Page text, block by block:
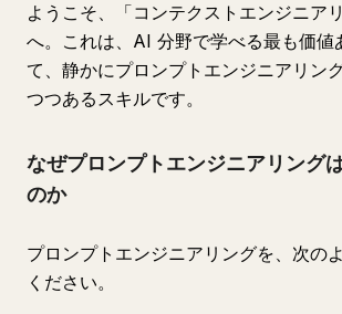
ようこそ、「コンテクストエンジニア
へ。これは、AI 分野で学べる最も価値
て、静かにプロンプトエンジニアリン
つつあるスキルです。
なぜプロンプトエンジニアリング
のか
プロンプトエンジニアリングを、次の
ください。